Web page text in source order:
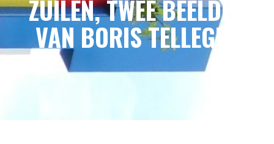
ZUILEN, TWEE BEELDEN
VAN BORIS TELLEGEN